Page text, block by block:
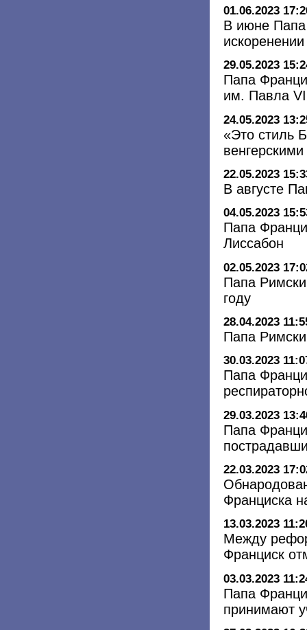
01.06.2023
В июне Папа
29.05.2023
Папа
им. Павла VI
24.05.2023
«Это стиль
22.05.2023
В августе
04.05.2023
Папа
Лиссабон
02.05.2023
Папа
году
28.04.2023
Папа
30.03.2023
Папа
29.03.2023
Папа
22.03.2023
Франциска
13.03.2023
Между
Франциск
03.03.2023
Папа
принимают